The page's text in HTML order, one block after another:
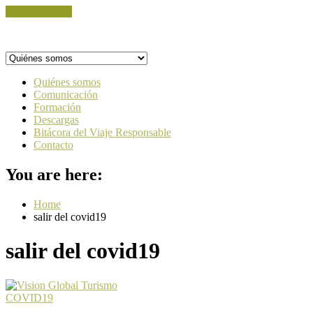
Quiénes somos
Comunicación
Formación
Descargas
Bitácora del Viaje Responsable
Contacto
You are here:
Home
salir del covid19
salir del covid19
COVID19